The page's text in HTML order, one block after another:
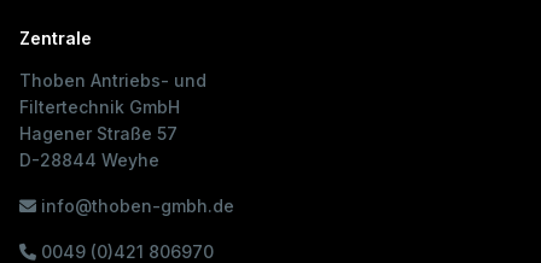
Zentrale
Thoben Antriebs- und
Filtertechnik GmbH
Hagener Straße 57
D-28844 Weyhe
info@thoben-gmbh.de
0049 (0)421 806970